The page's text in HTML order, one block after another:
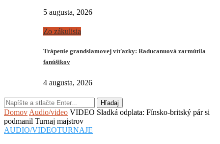
5 augusta, 2026
Zo zákulisia
Trápenie grandslamovej víťazky: Raducanuová zarmútila
fanúšikov
4 augusta, 2026
Hľadaj
Domov Audio/video VIDEO Sladká odplata: Fínsko-britský pár si
podmanil Turnaj majstrov
AUDIO/VIDEOTURNAJE